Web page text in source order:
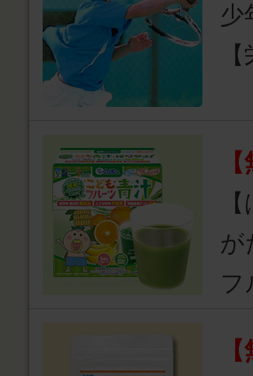
少
が
フ